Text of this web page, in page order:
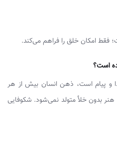
فقط امکان خلق را فراهم می‌کند.
و پیام است، ذهن انسان بیش از هر
هنر بدون خلأ متولد نمی‌شود. شکوفایی